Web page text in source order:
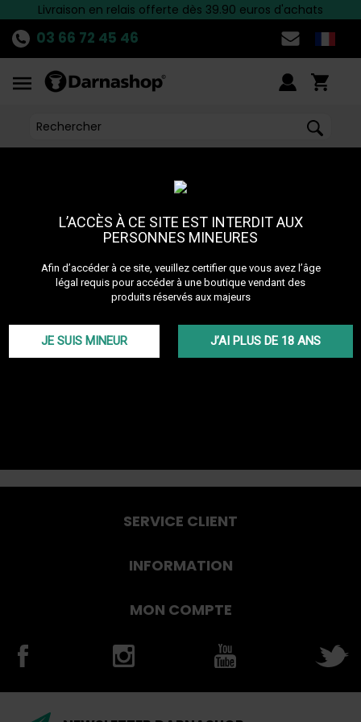
L’ACCÈS À CE SITE EST INTERDIT AUX
PERSONNES MINEURES
Afin d’accéder à ce site, veuillez certifier que vous avez l’âge
légal requis pour accéder à une boutique vendant des
produits réservés aux majeurs
JE SUIS MINEUR J’AI PLUS DE 18 ANS
Découvrez LA PROMOdu moment ! >>
Livraison en relais offerte dès 39.90 euros d'achats
Payez en plusieurs fois avec Alma
03 66 72 45 46
Cette info n'est pas disponible
NOS MARQUES
SERVICE CLIENT
INFORMATION
MON COMPTE